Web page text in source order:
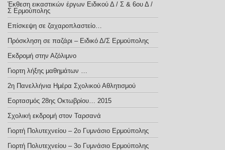
Έκθεση εικαστικών έργων Ειδικού Δ / Σ & 6ου Δ /
Σ Ερμούπολης
Επίσκεψη σε ζαχαροπλαστείο…
Πρόσκληση σε παζάρι – Ειδικό Δ/Σ Ερμούπολης
Εκδρομή στην Αζόλιμνο
Γιορτη λήξης μαθημάτων …
2η Πανελλήνια Ημέρα Σχολικού Αθλητισμού
Εορτασμός 28ης Οκτωβρίου… 2015
Σχολική εκδρομή στον Ταρσανά
Γιορτή Πολυτεχνείου – 2ο Γυμνάσιο Ερμούπολης
Γιορτή Πολυτεχνείου – 3ο Γυμνάσιο Ερμούπολης